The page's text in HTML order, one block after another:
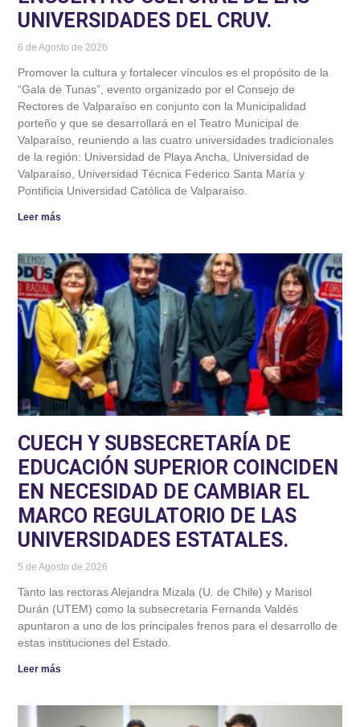
UNIVERSIDADES DEL CRUV.
6 de Agosto de 2026
Promover la cultura y fortalecer vínculos es el propósito de la
“Gala de Tunas”, evento organizado por el Consejo de
Rectores de Valparaíso en conjunto con la Municipalidad
porteño y que se desarrollará en el Teatro Municipal de
Valparaíso, reuniendo a las cuatro universidades tradicionales
de la región: Universidad de Playa Ancha, Universidad de
Valparaíso, Universidad Técnica Federico Santa María y
Pontificia Universidad Católica de Valparaíso.
Leer más
CUECH Y SUBSECRETARÍA DE
EDUCACIÓN SUPERIOR COINCIDEN
EN NECESIDAD DE CAMBIAR EL
MARCO REGULATORIO DE LAS
UNIVERSIDADES ESTATALES.
5 de Agosto de 2026
Tanto las rectoras Alejandra Mizala (U. de Chile) y Marisol
Durán (UTEM) como la subsecretaria Fernanda Valdés
apuntaron a uno de los principales frenos para el desarrollo de
estas instituciones del Estado.
Leer más